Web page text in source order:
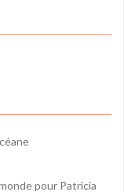
pour Patricia